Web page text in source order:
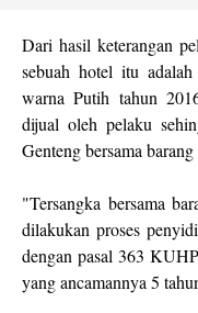
Dari hasil keterangan
sebuah hotel itu
warna Putih tahun
dijual oleh pelaku
Genteng bersama
"Tersangka bersama
dilakukan proses
dengan pasal 363
yang ancamannya 5